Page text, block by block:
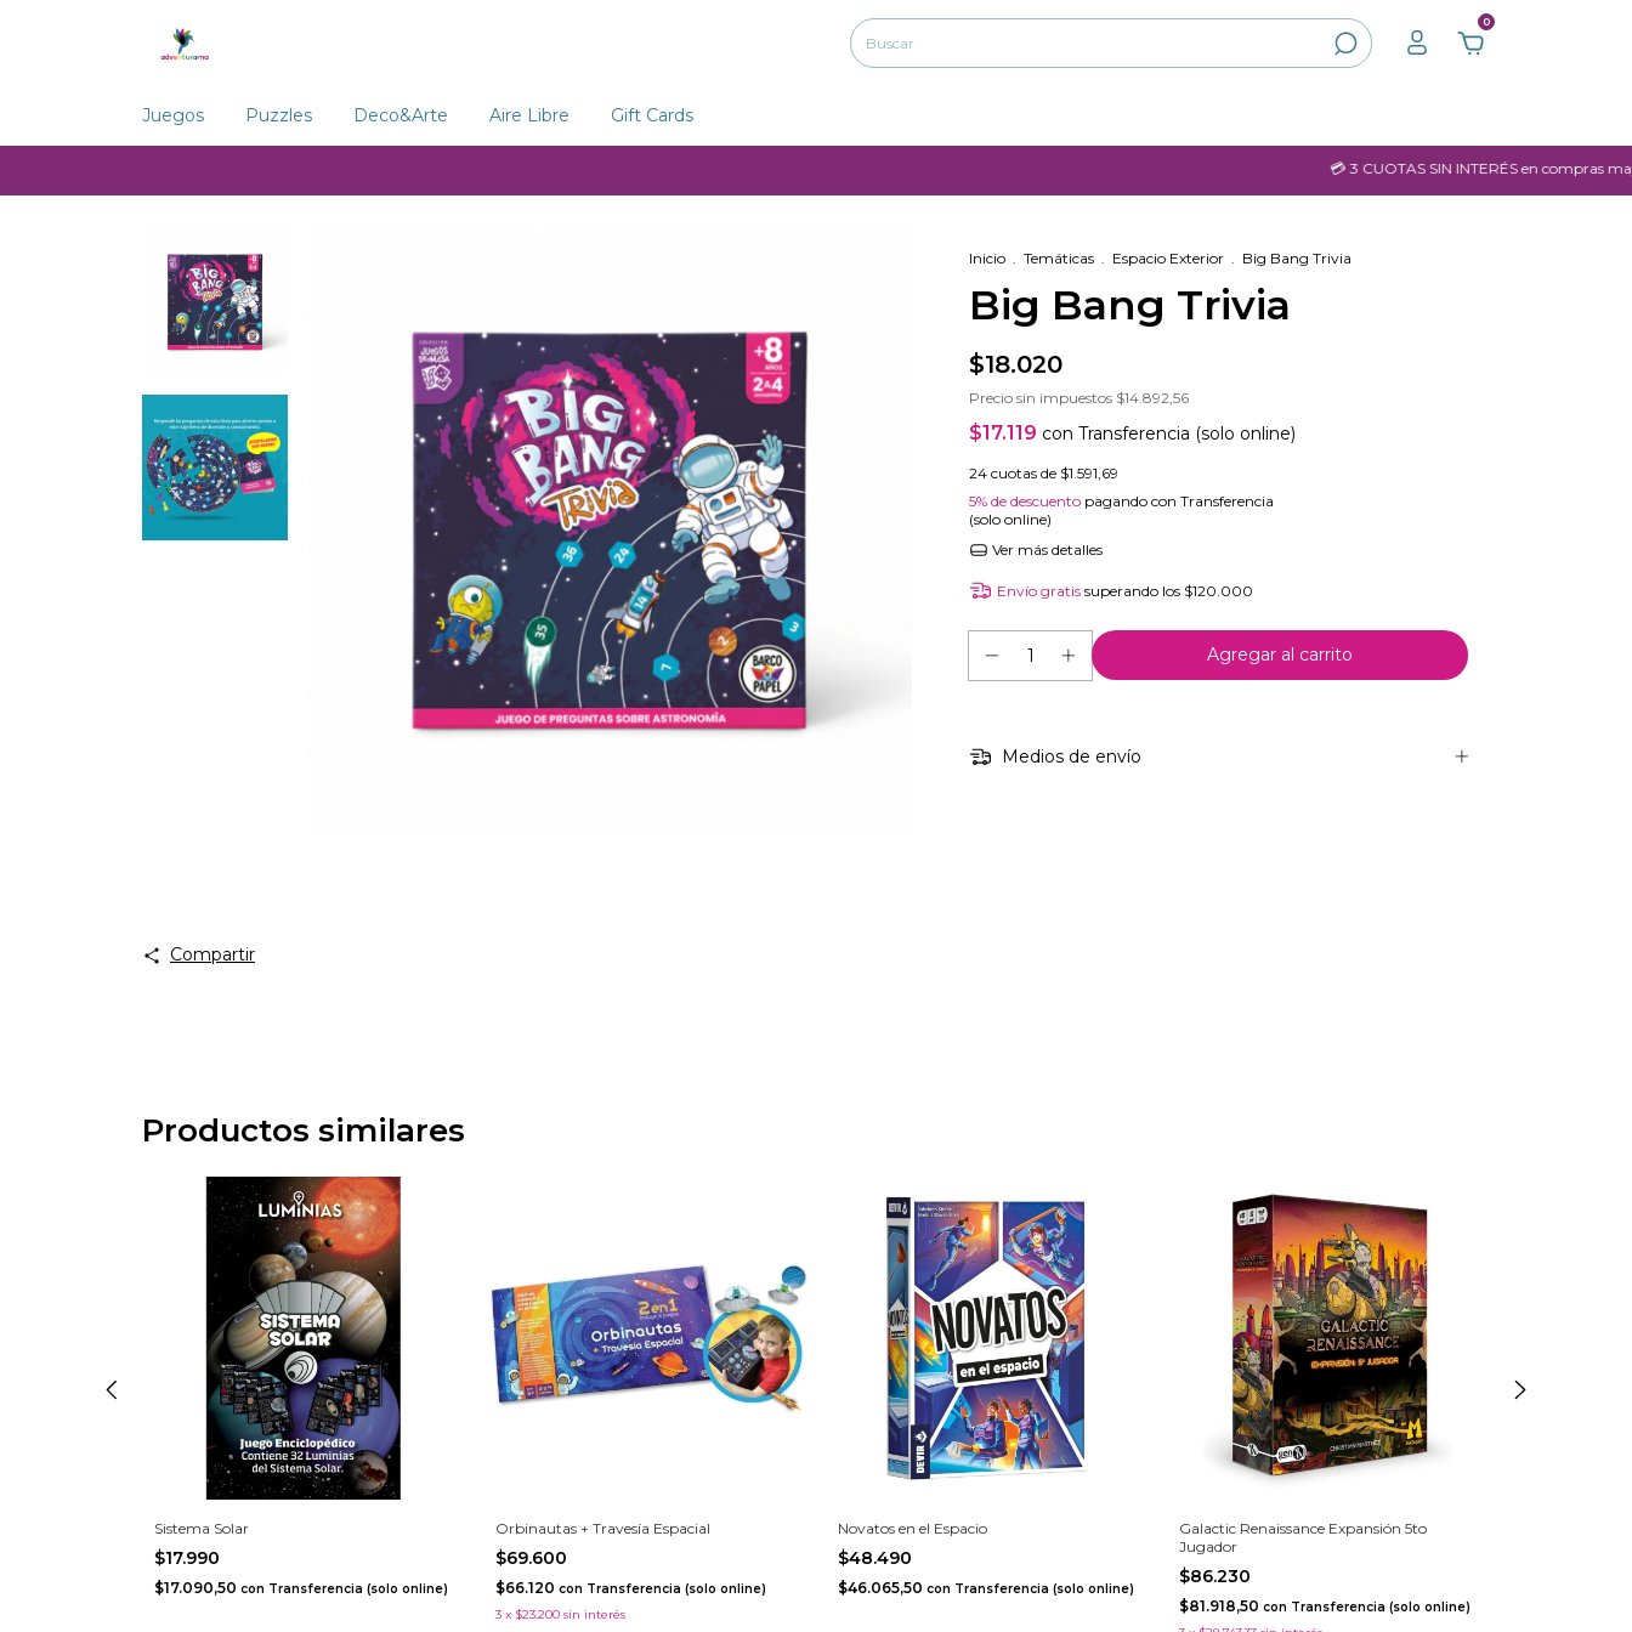
0
Juegos Puzzles Deco&Arte Aire Libre Gift Cards
💳 3 CUOTAS SIN INTERÉS en compras
Inicio . Temáticas . Espacio Exterior . Big Bang Trivia
Big Bang Trivia
$18.020
Precio sin impuestos $14.892,56
$17.119 con Transferencia (solo online)
24 cuotas de $1.591,69
5% de descuento pagando con Transferencia
(solo online)
Ver más detalles
Envío gratis superando los $120.000
Medios de envío
Compartir
Productos similares
Sistema Solar
$17.990
$17.090,50 con Transferencia (solo online)
Orbinautas + Travesía Espacial
$69.600
$66.120con Transferencia (solo online)
3 x $23.200 sin interés
Novatos en el Espacio
$48.490
$46.065,50 con Transferencia (solo online)
Galactic Renaissance Expansión 5to
Jugador
$86.230
$81.918,50 con Transferencia (solo online)